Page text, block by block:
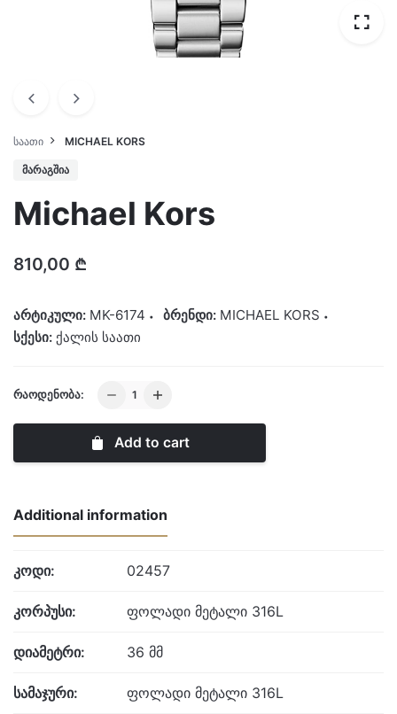
ᲡᲐᲐᲗᲘ MICHAEL KORS
ᲛᲐᲠᲐᲒᲨᲘᲐ
Michael Kors
810,00 ₾
არტიკული: MK-6174 ბრენდი: MICHAEL KORS
სქესი: ქალის საათი
ᲠᲐᲝᲓᲔᲜᲝᲑᲐ:
Michael
quantity
Add to cart
Additional information
კოდი: 02457
კორპუსი: ფოლადი მეტალი 316L
დიამეტრი: 36 მმ
სამაჯური: ფოლადი მეტალი 316L